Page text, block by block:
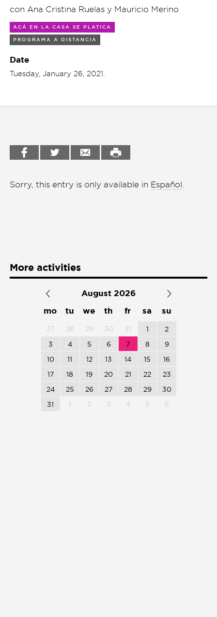
Garden
Bookstore
charla
Cineclub
Conferencias
Cursos
Líderes 2025
Liga de debate
Música en la Casa
con Ana Cristina Ruelas y Mauricio Merino
ACÁ EN LA CASA SE PLATICA
PROGRAMA A DISTANCIA
Date
Tuesday, January 26, 2021.
Sorry, this entry is only available in Español
More activities
August 2026
mo
tu we th fr sa su
27 28 29 30 31 1
2
3
4 5 6 7 8
9
10
11 12 13 14 15
16
17
18 19 20 21 22
23
24
25 26 27 28 29
30
31
1 2 3 4 5 6